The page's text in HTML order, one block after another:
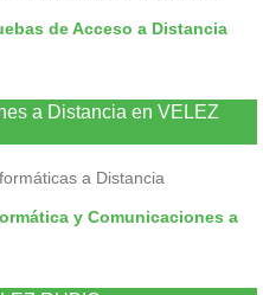
de Acceso a Distancia
a Distancia en VELEZ
a Distancia
y Comunicaciones a